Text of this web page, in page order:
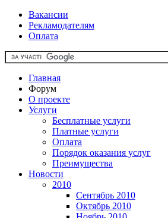
Вакансии
Рекламодателям
Оплата
Главная
Форум
О проекте
Услуги
Бесплатные услуги
Платные услуги
Оплата
Порядок оказания услуг
Преимущества
Новости
2010
Сентябрь 2010
Октябрь 2010